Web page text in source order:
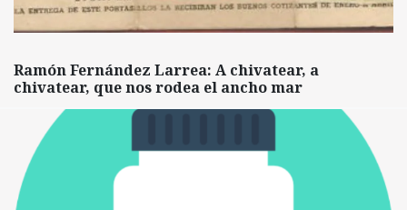
Ramón Fernández Larrea: A chivatear, a
chivatear, que nos rodea el ancho mar